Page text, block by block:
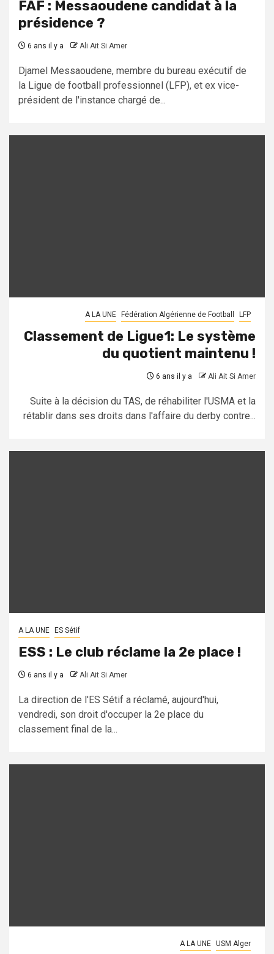
FAF : Messaoudene candidat à la
présidence ?
6 ans il y a Ali Ait Si Amer
Djamel Messaoudene, membre du bureau exécutif de
la Ligue de football professionnel (LFP), et ex vice-
président de l'instance chargé de...
A LA UNE Fédération Algérienne de Football LFP
Classement de Ligue1: Le système
du quotient maintenu !
6 ans il y a Ali Ait Si Amer
Suite à la décision du TAS, de réhabiliter l'USMA et la
rétablir dans ses droits dans l'affaire du derby contre...
A LA UNE ES Sétif
ESS : Le club réclame la 2e place !
6 ans il y a Ali Ait Si Amer
La direction de l'ES Sétif a réclamé, aujourd'hui,
vendredi, son droit d'occuper la 2e place du
classement final de la...
A LA UNE USM Alger